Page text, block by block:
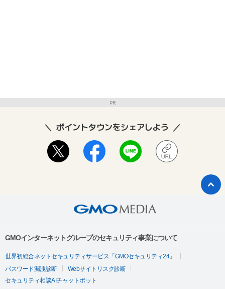
PR
ポイントタウンをシェアしよう
GMOインターネットグループのセキュリティ事業について
世界初総合ネットセキュリティサービス「GMOセキュリティ24」
パスワード漏洩診断
Webサイトリスク診断
セキュリティ相談AIチャットボット